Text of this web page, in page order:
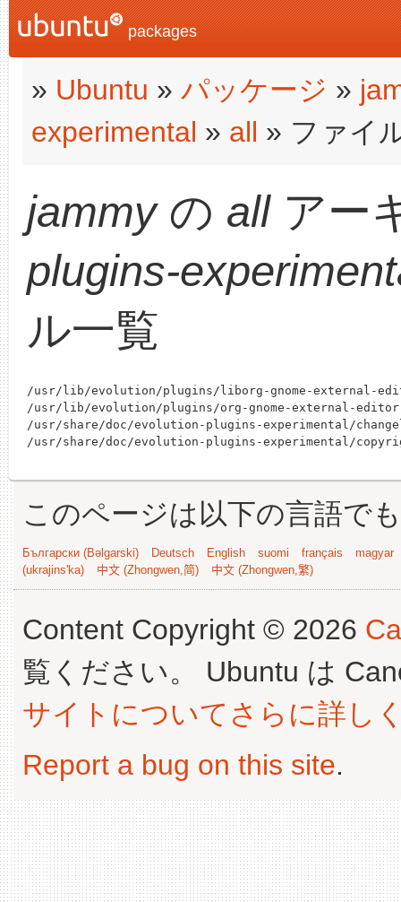
packages
» Ubuntu » パッケージ »
experimental » all » ファイ
jammyの allアー
plugins-
ル一覧
/usr/lib/evolution/plugins/liborg-gnome-external-
/usr/lib/evolution/plugins/org-gnome-external-
/usr/share/doc/evolution-plugins-experimental/
このページは以下の言語で
Български (Bəlgarski) Deutsch English suomi français
magyar
(ukrajins'ka)
中文 (Zhongwen,简) 中文 (Zhongwen,繁)
Content Copyright © 2026
覧ください。 Ubuntu は
サイトについてさらに詳し
Report a bug on this site.